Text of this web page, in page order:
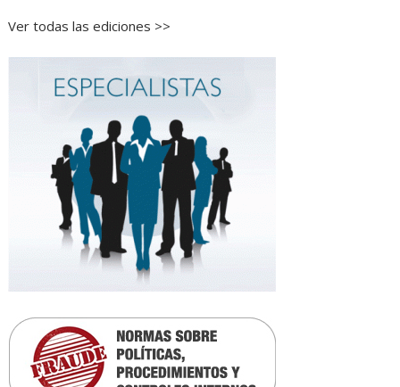
Ver todas las ediciones >>